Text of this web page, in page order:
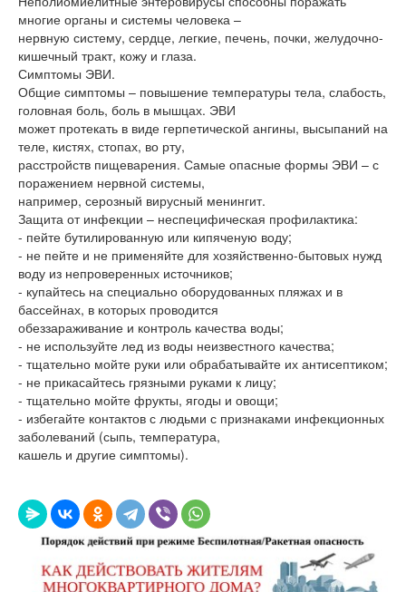
многие органы и системы человека –
нервную систему, сердце, легкие, печень, почки, желудочно-
кишечный тракт, кожу и глаза.
Симптомы ЭВИ.
Общие симптомы – повышение температуры тела, слабость,
головная боль, боль в мышцах. ЭВИ
может протекать в виде герпетической ангины, высыпаний на
теле, кистях, стопах, во рту,
расстройств пищеварения. Самые опасные формы ЭВИ – с
поражением нервной системы,
например, серозный вирусный менингит.
Защита от инфекции – неспецифическая профилактика:
- пейте бутилированную или кипяченую воду;
- не пейте и не применяйте для хозяйственно-бытовых нужд
воду из непроверенных источников;
- купайтесь на специально оборудованных пляжах и в
бассейнах, в которых проводится
обеззараживание и контроль качества воды;
- не используйте лед из воды неизвестного качества;
- тщательно мойте руки или обрабатывайте их антисептиком;
- не прикасайтесь грязными руками к лицу;
- тщательно мойте фрукты, ягоды и овощи;
- избегайте контактов с людьми с признаками инфекционных
заболеваний (сыпь, температура,
кашель и другие симптомы).